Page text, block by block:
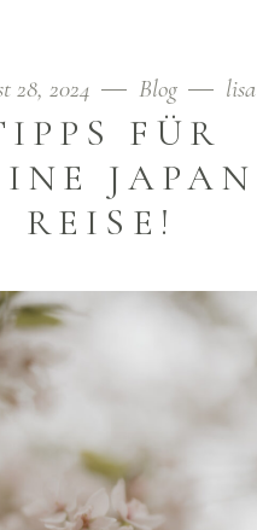
28, 2024 Blog lisa
FÜR
JAPAN
REISE!